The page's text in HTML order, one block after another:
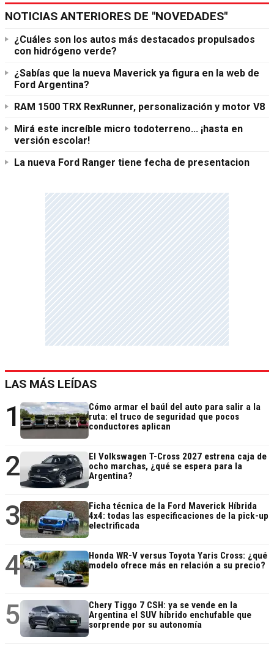
NOTICIAS ANTERIORES DE "NOVEDADES"
¿Cuáles son los autos más destacados propulsados
con hidrógeno verde?
¿Sabías que la nueva Maverick ya figura en la web de
Ford Argentina?
RAM 1500 TRX RexRunner, personalización y motor V8
Mirá este increíble micro todoterreno... ¡hasta en
versión escolar!
La nueva Ford Ranger tiene fecha de presentacion
LAS MÁS LEÍDAS
1
Cómo armar el baúl del auto para salir a la
ruta: el truco de seguridad que pocos
conductores aplican
2
El Volkswagen T-Cross 2027 estrena caja de
ocho marchas, ¿qué se espera para la
Argentina?
3
Ficha técnica de la Ford Maverick Híbrida
4x4: todas las especificaciones de la pick-up
electrificada
4
Honda WR-V versus Toyota Yaris Cross: ¿qué
modelo ofrece más en relación a su precio?
5
Chery Tiggo 7 CSH: ya se vende en la
Argentina el SUV híbrido enchufable que
sorprende por su autonomía